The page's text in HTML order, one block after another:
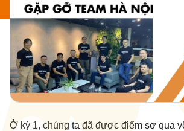
Ở kỳ 1, chúng ta đã được điểm sơ qua